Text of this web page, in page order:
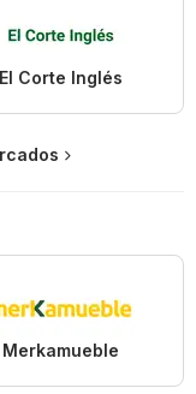
El Corte Inglés
Merkamueble